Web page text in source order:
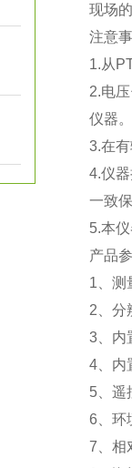
现场
注意
1.从
2.电
仪器。
3.在
4.仪
一致
5.本
产品
1、
2、
3、内
4、内
5、遥
6、
7、相